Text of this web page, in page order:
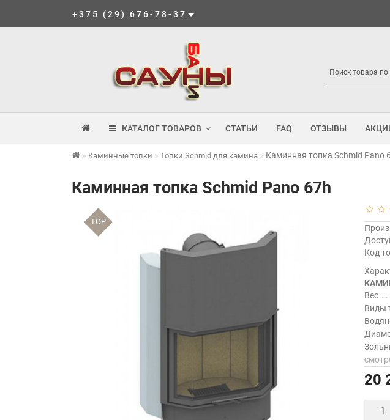
+375 (29) 676-78-37
КАТАЛОГ ТОВАРОВ СТАТЬИ FAQ ОТЗЫВЫ
Каминные топки Топки Schmid для камина Каминная топка Schmid Pano
Каминная топка Schmid Pano 67h
TOP
Код
Вес
Виды
20